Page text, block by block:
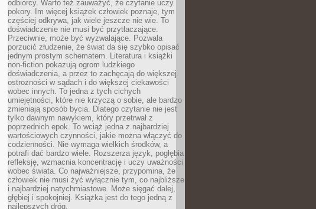
odbiorcy. Warto też zauważyć, że czytanie uczy
pokory. Im więcej książek człowiek poznaje, tym
częściej odkrywa, jak wiele jeszcze nie wie. To
doświadczenie nie musi być przytłaczające.
Przeciwnie, może być wyzwalające. Pozwala
porzucić złudzenie, że świat da się szybko opisać
jednym prostym schematem. Literatura i książki
non-fiction pokazują ogrom ludzkiego
doświadczenia, a przez to zachęcają do większej
ostrożności w sądach i do większej ciekawości
wobec innych. To jedna z tych cichych
umiejętności, które nie krzyczą o sobie, ale bardzo
zmieniają sposób bycia. Dlatego czytanie nie jest
tylko dawnym nawykiem, który przetrwał z
poprzednich epok. To wciąż jedna z najbardziej
wartościowych czynności, jakie można włączyć do
codzienności. Nie wymaga wielkich środków, a
potrafi dać bardzo wiele. Rozszerza język, pogłębia
refleksję, wzmacnia koncentrację i uczy uważności
wobec świata. Co najważniejsze, przypomina, że
człowiek nie musi żyć wyłącznie tym, co najbliższe
i najbardziej natychmiastowe. Może sięgać dalej,
głębiej i spokojniej. Książka jest do tego jedną z
najlepszych dróg.